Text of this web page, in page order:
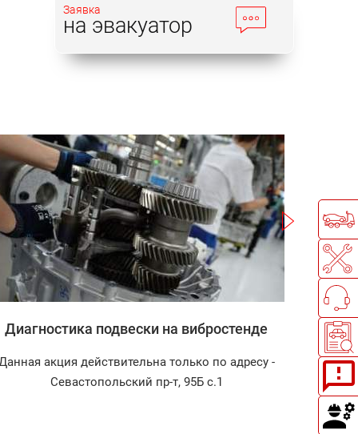
Заявка
на эвакуатор
Записаться
Диагностика подвески на вибростенде
акция действительна только по адресу -
Севастопольский пр-т, 95Б с.1